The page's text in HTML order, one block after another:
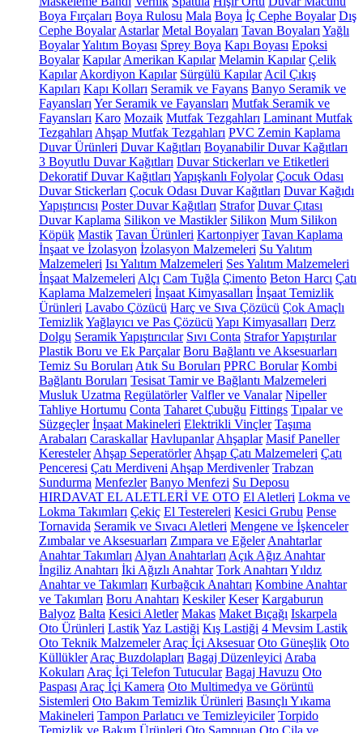
Boya Fırçaları Boya Rulosu Mala Boya İç Cephe Boyalar Dış
Cephe Boyalar Astarlar Metal Boyaları Tavan Boyaları Yağlı
BoyalarYalıtım Boyası Sprey Boya Kapı Boyası Epoksi
Boyalar Kapılar Amerikan Kapılar Melamin Kapılar Çelik
Kapılar Akordiyon Kapılar Sürgülü Kapılar Acil Çıkış
Kapıları Kapı Kolları Seramik ve Fayans Banyo Seramik ve
Fayansları Yer Seramik ve Fayansları Mutfak Seramik ve
Fayansları Karo Mozaik Mutfak Tezgahları Laminant Mutfak
Tezgahları Ahşap Mutfak Tezgahları PVC Zemin Kaplama
Duvar Ürünleri Duvar Kağıtları Boyanabilir Duvar Kağıtları
3 Boyutlu Duvar Kağıtları Duvar Stickerları ve Etiketleri
Dekoratif Duvar Kağıtları Yapışkanlı Folyolar Çocuk Odası
Duvar Stickerları Çocuk Odası Duvar Kağıtları Duvar Kağıdı
Yapıştırıcısı Poster Duvar Kağıtları Strafor Duvar Çıtası
Duvar Kaplama Silikon ve Mastikler Silikon Mum Silikon
Köpük Mastik Tavan Ürünleri Kartonpiyer Tavan Kaplama
İnşaat ve İzolasyon İzolasyon Malzemeleri Su Yalıtım
Malzemeleri Isı Yalıtım Malzemeleri Ses Yalıtım Malzemeleri
İnşaat Malzemeleri Alçı Cam Tuğla Çimento Beton Harcı Çatı
Kaplama Malzemeleri İnşaat Kimyasalları İnşaat Temizlik
Ürünleri Lavabo Çözücü Harç ve Sıva Çözücü Çok Amaçlı
TemizlikYağlayıcı ve Pas Çözücü Yapı Kimyasalları Derz
Dolgu Seramik Yapıştırıcılar Sıvı Conta Strafor Yapıştırılar
Plastik Boru ve Ek Parçalar Boru Bağlantı ve Aksesuarları
Temiz Su Boruları Atık Su Boruları PPRC Borular Kombi
Bağlantı Boruları Tesisat Tamir ve Bağlantı Malzemeleri
Musluk Uzatma Regülatörler Valfler ve Vanalar Nipeller
Tahliye Hortumu Conta Taharet Çubuğu Fittings Tıpalar ve
Süzgeçler İnşaat Makineleri Elektrikli Vinçler Taşıma
Arabaları Caraskallar Havlupanlar Ahşaplar Masif Paneller
Keresteler Ahşap Seperatörler Ahşap Çatı Malzemeleri Çatı
Penceresi Çatı Merdiveni Ahşap Merdivenler Trabzan
Sundurma Menfezler Banyo Menfezi Su Deposu
HIRDAVAT EL ALETLERİ VE OTO El Aletleri Lokma ve
Lokma Takımları Çekiç El Testereleri Kesici Grubu Pense
Tornavida Seramik ve Sıvacı Aletleri Mengene ve İşkenceler
Zımbalar ve Aksesuarları Zımpara ve Eğeler Anahtarlar
Anahtar Takımları Alyan Anahtarları Açık Ağız Anahtar
İngiliz Anahtarı İki Ağızlı Anahtar Tork Anahtarı Yıldız
Anahtar ve Takımları Kurbağcık Anahtarı Kombine Anahtar
ve Takımları Boru Anahtarı Keskiler Keser Kargaburun
Balyoz Balta Kesici Aletler Makas Maket Bıçağı Iskarpela
Oto Ürünleri LastikYaz Lastiği Kış Lastiği 4 Mevsim Lastik
Oto Teknik Malzemeler Araç İçi Aksesuar Oto Güneşlik Oto
Küllükler Araç Buzdolapları Bagaj Düzenleyici Araba
Kokuları Araç İçi Telefon Tutucular Bagaj Havuzu Oto
Paspası Araç İçi Kamera Oto Multimedya ve Görüntü
Sistemleri Oto Bakım Temizlik Ürünleri Basınçlı Yıkama
Makineleri Tampon Parlatıcı ve Temizleyiciler Torpido
Temizlik ve Bakım Ürünleri Oto Şampuan Oto Cila ve